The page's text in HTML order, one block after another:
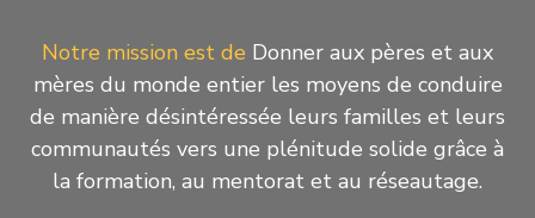
Notre mission est de Donner aux pères et aux
mères du monde entier les moyens de conduire
de manière désintéressée leurs familles et leurs
communautés vers une plénitude solide grâce à
la formation, au mentorat et au réseautage.